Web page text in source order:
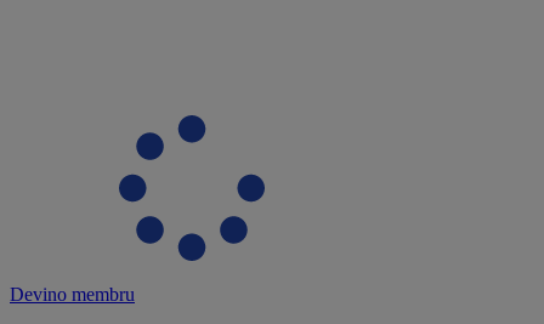
Devino membru